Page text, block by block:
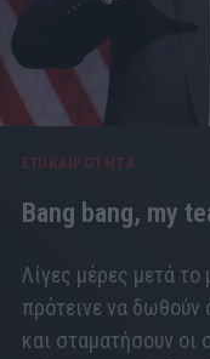
ΕΠΙΚΑΙΡΟΤΗΤΑ
Bang bang, my
Λίγες μέρες μετά το
πρότεινε να δωθούν
και σταματήσουν οι